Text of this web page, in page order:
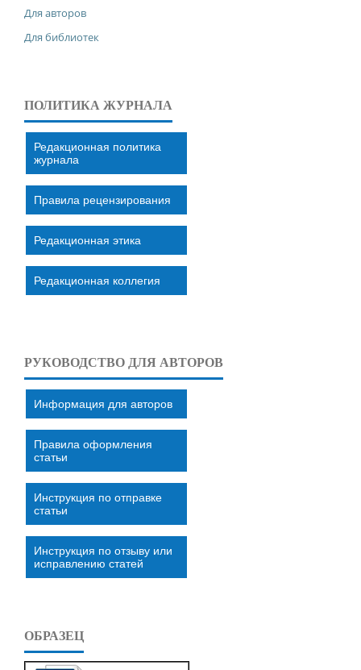
Для авторов
Для библиотек
ПОЛИТИКА ЖУРНАЛА
Редакционная политика
журнала
Правила рецензирования
Редакционная этика
Редакционная коллегия
РУКОВОДСТВО ДЛЯ АВТОРОВ
Информация для авторов
Правила оформления
статьи
Инструкция по отправке
статьи
Инструкция по отзыву или
исправлению статей
ОБРАЗЕЦ